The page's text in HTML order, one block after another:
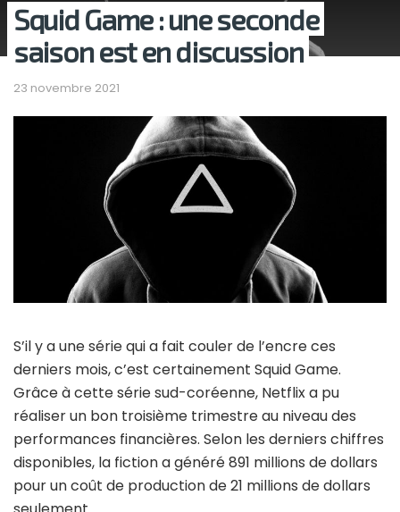
Squid Game : une seconde
saison est en discussion
23 novembre 2021
S’il y a une série qui a fait couler de l’encre ces
derniers mois, c’est certainement Squid Game.
Grâce à cette série sud-coréenne, Netflix a pu
réaliser un bon troisième trimestre au niveau des
performances financières. Selon les derniers chiffres
disponibles, la fiction a généré 891 millions de dollars
pour un coût de production de 21 millions de dollars